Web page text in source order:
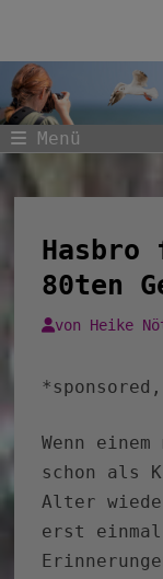
springen
Menü
80ten
von Heike
Wenn
schon als
Alter
erst